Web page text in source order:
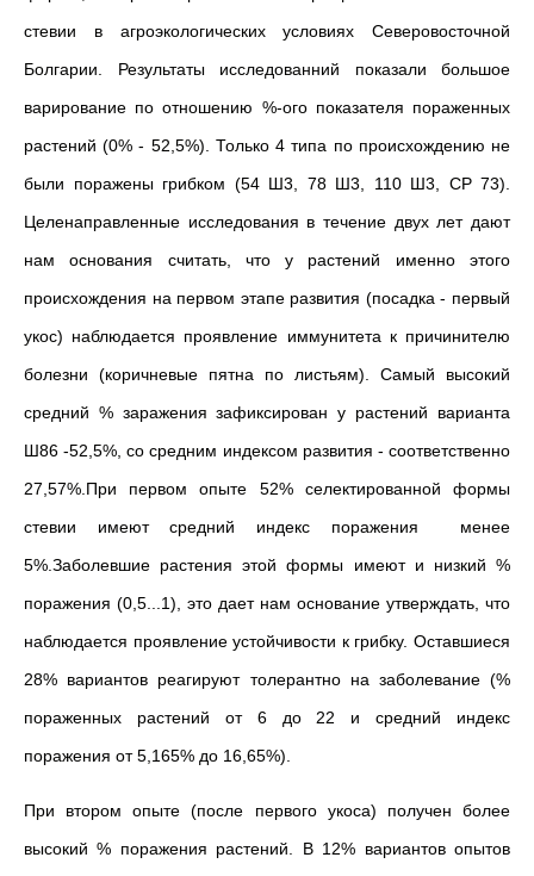
стевии в агроэкологических условиях Северовосточной
Болгарии. Результаты исследованний показали большое
варирование по отношению %-ого показателя пораженных
растений (0% - 52,5%). Только 4 типа по происхождению не
были поражены грибком (54 Ш3, 78 Ш3, 110 Ш3, СР 73).
Целенаправленные исследования в течение двух лет дают
нам основания считать, что у растений именно этого
происхождения на первом этапе развития (посадка - первый
укос) наблюдается проявление иммунитета к причинителю
болезни (коричневые пятна по листьям). Самый высокий
средний % заражения зафиксирован у растений варианта
Ш86 -52,5%, со средним индексом развития - соответственно
27,57%.При первом опыте 52% селектированной формы
стевии имеют средний индекс поражения менее
5%.Заболевшие растения этой формы имеют и низкий %
поражения (0,5...1), это дает нам основание утверждать, что
наблюдается проявление устойчивости к грибку. Оставшиеся
28% вариантов реагируют толерантно на заболевание (%
пораженных растений от 6 до 22 и средний индекс
поражения от 5,165% до 16,65%).
При втором опыте (после первого укоса) получен более
высокий % поражения растений. В 12% вариантов опытов